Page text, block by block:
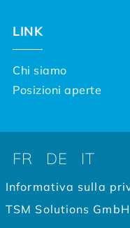
LINK
Chi siamo
Posizioni aperte
FR DE IT
Informativa sulla
TSM Solutions